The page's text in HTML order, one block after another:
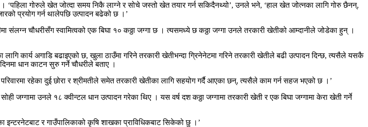
‘पहिला गोरुले खेत जोत्दा समय निकै लाग्ने र सोचे जस्तो खेत तयार गर्न सकिदैनथ्यो’, उनले भने, ‘हाल खेत जोत्नका लागि गोरु छैनन्,
प्रयोग गर्न थालेपछि उत्पादन बढेको छ ।’
संलग्न चौधरीसँग स्वामित्वको एक बिघा १० कठ्ठा जग्गा छ । त्यसमध्ये छ कठ्ठा जग्गा उनले तरकारी खेतीको आम्दानीले जोडेका हुन् ।
कार्य अगाडि बढाइएको छ, खुला ठाउँमा गरिने तरकारी खेतीभन्दा ग्रिनेनेटमा गरिने तरकारी खेतीले बढी उत्पादन दिन्छ, त्यसैले यसकै
धान काटन सुरु गर्ने चौधरीले बताए ।
रहेका दुई छोरा र श्रीमतीले समेत तरकारी खेतीका लागि सहयोग गर्दै आएका छन्, त्यसैले काम गर्न सहज भएको छ ।’
जग्गामा उनले १८ क्वीन्टल धान उत्पादन गरेका थिए । यस वर्ष दश कठ्ठा जग्गामा तरकारी खेती र एक बिघा जग्गामा केरा खेती गर्ने
र गाउँपालिकाको कृषि शाखका प्राविधिकबाट सिकेको छु ।’